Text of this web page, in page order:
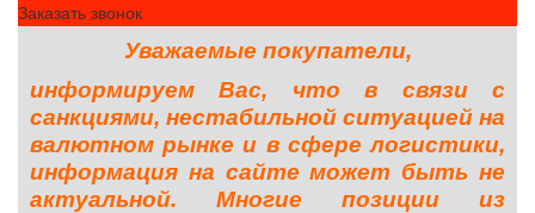
Заказать звонок
Уважаемые покупатели,
информируем Вас, что в связи с
санкциями, нестабильной ситуацией на
валютном рынке и в сфере логистики,
информация на сайте может быть не
актуальной. Многие позиции из